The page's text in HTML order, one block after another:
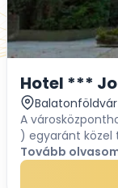
Hotel ***
Balatonföldvár
A
) egyaránt közel
építészeti
nyugodt
Tovább